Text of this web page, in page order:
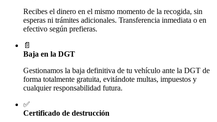
Recibes el dinero en el mismo momento de la recogida, sin
esperas ni trámites adicionales. Transferencia inmediata o en
efectivo según prefieras.
📄
Baja en la DGT
Gestionamos la baja definitiva de tu vehículo ante la DGT de
forma totalmente gratuita, evitándote multas, impuestos y
cualquier responsabilidad futura.
✅
Certificado de destrucción